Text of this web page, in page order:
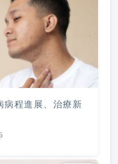
病程進展、治療新